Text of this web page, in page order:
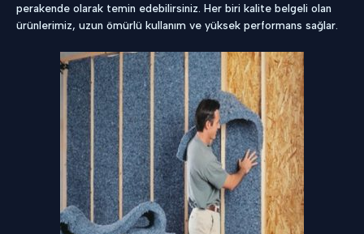
perakende olarak temin edebilirsiniz. Her biri kalite belgeli olan
ürünlerimiz, uzun ömürlü kullanım ve yüksek performans sağlar.